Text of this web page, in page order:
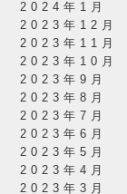
2024年1月
2023年12月
2023年11月
2023年10月
2023年9月
2023年8月
2023年7月
2023年6月
2023年5月
2023年4月
2023年3月